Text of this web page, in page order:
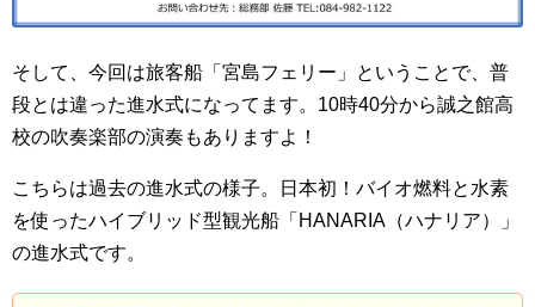
そして、今回は旅客船「宮島フェリー」ということで、普
段とは違った進水式になってます。10時40分から誠之館高
校の吹奏楽部の演奏もありますよ！
こちらは過去の進水式の様子。日本初！バイオ燃料と水素
を使ったハイブリッド型観光船「HANARIA（ハナリア）」
の進水式です。